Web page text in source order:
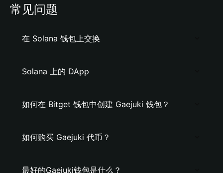
常见问题
在 Solana 钱包上交换
Solana 上的 DApp
如何在 Bitget 钱包中创建 Gaejuki 钱包？
如何购买 Gaejuki 代币？
最好的Gaejuki钱包是什么？